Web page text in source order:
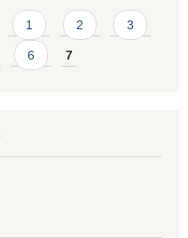
1 2 3
6 7